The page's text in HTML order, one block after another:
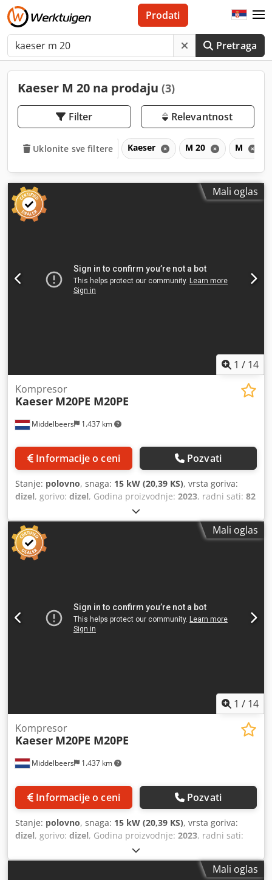
Pretraga
Prodati
Kaeser M 20 na prodaju (3)
Filter Relevantnost
Uklonite sve filtere Kaeser M 20 M
Mali oglas
1 / 14
Middelbeers 1.437 km
Kompresor
Kaeser M20PE M20PE
Informacije o ceni Pozvati
Stanje: polovno, snaga: 15 kW (20,39 KS), vrsta goriva:
dizel, gorivo: dizel, Godina proizvodnje: 2023, radni sati: 82
, Godina proizvodnje: 2023 Namena: Građevinarstvo CE
oznaka: da Cena: Na upit Serijski broj:
WKA0N0500P9308038 Za više informacija kontaktirajte
Ernst van Heka. Djdpfx Akoxuu Iio Tjck Protok kapaciteta:
120 m³/h
Mali oglas
1 / 14
Middelbeers 1.437 km
Kompresor
Kaeser M20PE M20PE
Informacije o ceni Pozvati
Stanje: polovno, snaga: 15 kW (20,39 KS), vrsta goriva:
dizel, gorivo: dizel, Godina proizvodnje: 2023, radni sati:
, Godina proizvodnje: 2023 Namena: Građevinarstvo
CE oznaka: da Cena: Na upit Serijski broj:
WKA0N0500P9093839 Kapacitet protoka: 120 m³/hMali oglas